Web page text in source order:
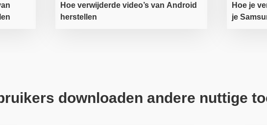
Hoe verwijderde video’s van Android
herstellen
Hoe je
je
downloaden andere nuttige